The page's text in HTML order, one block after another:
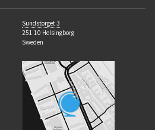
Sundstorget 3
251 10 Helsingborg
Sweden